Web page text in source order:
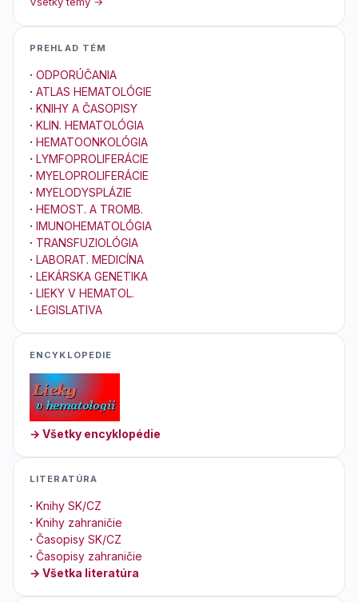
PREHLAD TÉM
· ODPORÚČANIA
· ATLAS HEMATOLÓGIE
· KNIHY A ČASOPISY
· KLIN. HEMATOLÓGIA
· HEMATOONKOLÓGIA
· LYMFOPROLIFERÁCIE
· MYELOPROLIFERÁCIE
· MYELODYSPLÁZIE
· HEMOST. A TROMB.
· IMUNOHEMATOLÓGIA
· TRANSFUZIOLÓGIA
· LABORAT. MEDICÍNA
· LEKÁRSKA GENETIKA
· LIEKY V HEMATOL.
· LEGISLATIVA
ENCYKLOPEDIE
→ Všetky encyklopédie
LITERATÚRA
· Knihy SK/CZ
· Knihy zahraničie
· Časopisy SK/CZ
· Časopisy zahraničie
→ Všetka literatúra